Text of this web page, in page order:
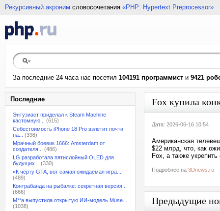
Рекурсивный акроним словосочетания «PHP: Hypertext Preprocessor»
За последние 24 часа нас посетил 104191 программист и 9421
Последние
Энтузиаст приделал к Steam Machine
кастомную...
(615)
Себестоимость iPhone 18 Pro взлетит почти
на...
(398)
Мрачный боевик 1666: Amsterdam от
создателя...
(486)
LG разработала пятислойный OLED для
будущих...
(330)
«К чёрту GTA, вот самая ожидаемая игра...
(489)
Контрабанда на рыбалке: секретная версия...
(666)
M**a выпустила открытую ИИ-модель Muse...
(1038)
Fox купила
Дата: 2026-06-16 10:54
Американская
$22 млрд, что, как
Fox, а также
Подробнее на 3Dnews.ru
Предыдущие